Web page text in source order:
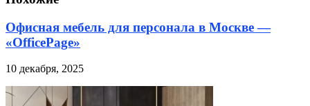
Офисная мебель для персонала в Москве —
«OfficePage»
10 декабря, 2025